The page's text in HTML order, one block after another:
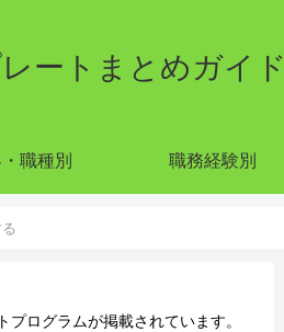
ートまとめガイド
職種別 職務経験別
ログラムが掲載されています。